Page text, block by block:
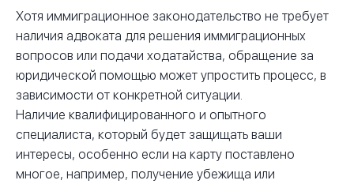
Хотя иммиграционное законодательство не требует
наличия адвоката для решения иммиграционных
вопросов или подачи ходатайства, обращение за
юридической помощью может упростить процесс, в
зависимости от конкретной ситуации.
Наличие квалифицированного и опытного
специалиста, который будет защищать ваши
интересы, особенно если на карту поставлено
многое, например, получение убежища или